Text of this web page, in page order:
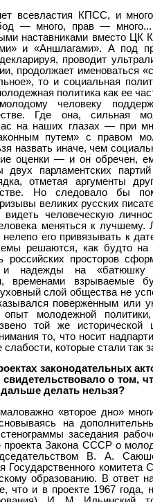
всевластия КПСС, и
— много, прав —
наставниками вместо
и «Аншлагами». А под
проводит
продолжает именоваться
то и социальная
политика как ее
человеку
Где она, сильная
на наших глазах — при
путем» с правом
назвать иначе, чем
оценки — и он обречен,
парламентских партий
отметая аргументы
Но следовало бы
великих русских
человеческую
меняться к лучшему.
его привязывать к
решаются, как будто
российских просторов
и надежды на «батюшку
временами взрываемые
слой общества не
поверженным или
молодежной
той же исторической
то, что носит
слабости, которые стали так
законодательных
о том,
дальше делать нельзя?
«второе дно»
на
заседания
проекта Закона СССР о
В. А.
Государственного
образованию. В ответ
что и в проекте 1967